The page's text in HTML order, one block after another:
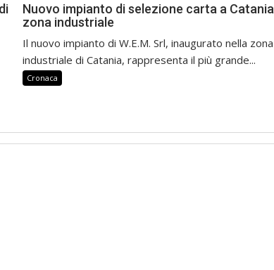
Nuovo impianto di selezione carta a Catania
zona industriale
Il nuovo impianto di W.E.M. Srl, inaugurato nella zona
industriale di Catania, rappresenta il più grande...
Cronaca